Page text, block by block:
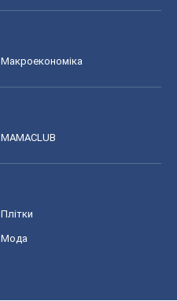
Макроекономіка
MAMACLUB
Плітки
Мода